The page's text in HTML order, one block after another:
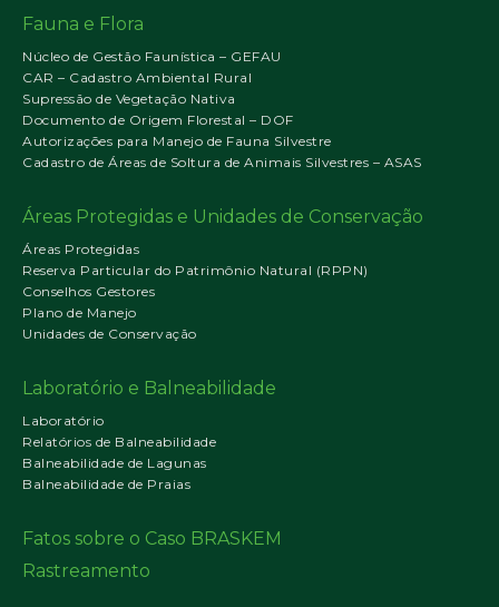
Fauna e Flora
Núcleo de Gestão Faunística – GEFAU
CAR – Cadastro Ambiental Rural
Supressão de Vegetação Nativa
Documento de Origem Florestal – DOF
Autorizações para Manejo de Fauna Silvestre
Cadastro de Áreas de Soltura de Animais Silvestres – ASAS
Áreas Protegidas e Unidades de Conservação
Áreas Protegidas
Reserva Particular do Patrimônio Natural (RPPN)
Conselhos Gestores
Plano de Manejo
Unidades de Conservação
Laboratório e Balneabilidade
Laboratório
Relatórios de Balneabilidade
Balneabilidade de Lagunas
Balneabilidade de Praias
Fatos sobre o Caso BRASKEM
Rastreamento